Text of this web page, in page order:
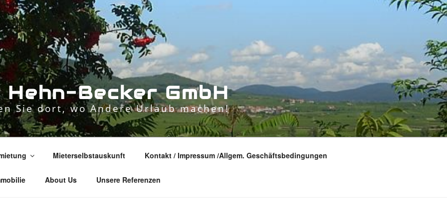
Hehn-Becker GmbH
Sie dort, wo Andere Urlaub machen!
Mieterselbstauskunft Kontakt / Impressum /Allgem. Geschäftsbedingungen
About Us Unsere Referenzen